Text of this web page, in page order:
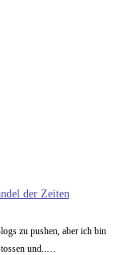
der Zeiten
zu pushen, aber ich bin
und..…